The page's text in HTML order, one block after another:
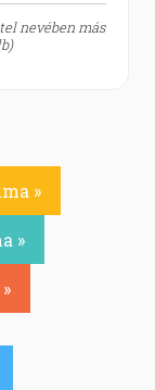
nevében más
»
»